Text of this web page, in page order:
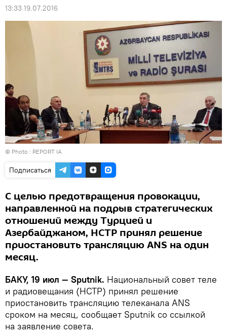
13:33 19.07.2016
© Photo : REPORT IA
Подписаться
С целью предотвращения провокации,
направленной на подрыв стратегических
отношений между Турцией и
Азербайджаном, НСТР принял решение
приостановить трансляцию ANS на один
месяц.
БАКУ, 19 июл — Sputnik. Национальный совет теле
и радиовещания (НСТР) принял решение
приостановить трансляцию телеканала ANS
сроком на месяц, сообщает Sputnik со ссылкой
на заявление совета.